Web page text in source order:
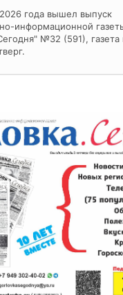
года вышел выпуск
информационной
№32 (591), газета